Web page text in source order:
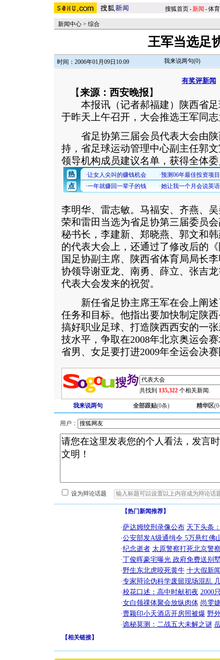
搜狐首页-新闻 -体育
新闻中心 > 综合
王军当选足
时间：2006年01月09日10:09 我来说两句(0)
有奖评新闻
【来源：西安晚报 】
本报讯（记者郝福建）陕西省足
于昨天上午召开，大会推选王军同
省足协第三届会员代表大会由陕
持，省足球运动管理中心副主任郭
领导机构成员建议名单，获得全体
李明华、雷志敏。马福安、齐燕、
荣和雷田当选为省足协第三届委员
秘书长，李建新、郑晓燕、郭文和
的代表大会上，还通过了修改后的
国足协副主席、陕西省体育局局长
协领导谢亚龙、南勇、薛立、张吉
代表大会发来的祝贺。
新任省足协主席王军在会上阐述
任务和目标。他指出要加快制定陕
搞好职业足球、打造陕西西安的一
技水平，争取在2008年北京奥运会
省男、女足要打进2009年全运会决
共找到 135,322 个相关新闻.
我来说两句 全部跟贴(0条) 精华区(0
用户：
设为辩论话题
【热门新闻推荐】
·萨达姆绞刑录像公布 天下头条
·公安部发A级通缉令 5万悬红佛
·纪念逝者 太原警察打死北京警
·丁俊晖豪宅曝光 政府免费送别
·野生东北虎咬死黄牛 十大假新
·专家辩论伪科学废留现场混乱
·校花口述：高中时献初夜 2000
·女白领祼体聚会放纵肉体 尚雯
·曹颖印小天酒店开房照被爆 野
·诡秘莫测：二战五大未解之谜
【相关链接】